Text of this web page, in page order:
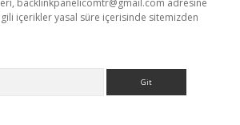
backlinkpanelicomtr@gmail.com adresine
içerikler yasal süre içerisinde sitemizden